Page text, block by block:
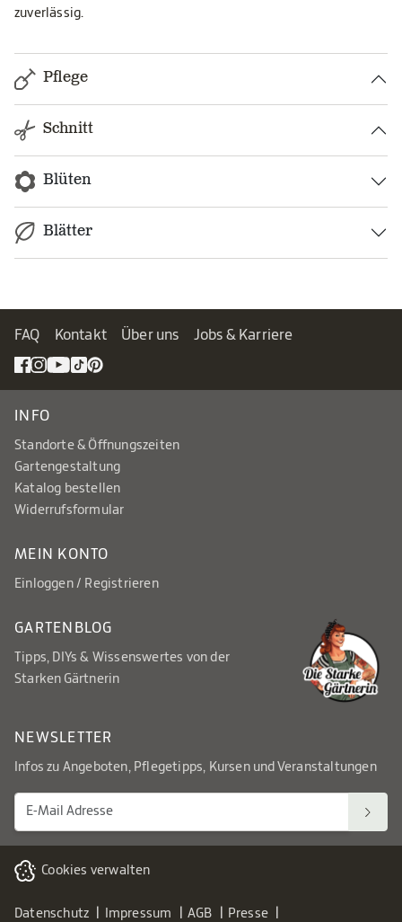
zuverlässig.
Pflege
Schnitt
Blüten
Blätter
FAQ Kontakt Über uns Jobs & Karriere
INFO
Standorte & Öffnungszeiten
Gartengestaltung
Katalog bestellen
Widerrufsformular
MEIN KONTO
Einloggen / Registrieren
GARTENBLOG
Tipps, DIYs & Wissenswertes von der
Starken Gärtnerin
NEWSLETTER
Infos zu Angeboten, Pflegetipps, Kursen und Veranstaltungen
Cookies verwalten
Datenschutz Impressum AGB Presse